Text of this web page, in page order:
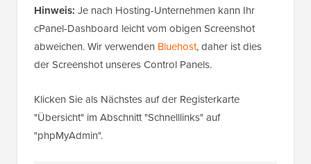
Hinweis: Je nach Hosting-Unternehmen kann Ihr
cPanel-Dashboard leicht vom obigen Screenshot
abweichen. Wir verwenden Bluehost, daher ist dies
der Screenshot unseres Control Panels.
Klicken Sie als Nächstes auf der Registerkarte
"Übersicht" im Abschnitt "Schnelllinks" auf
"phpMyAdmin".